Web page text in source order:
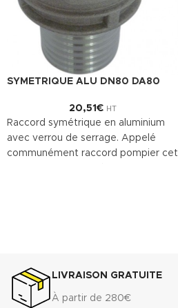
SYMETRIQUE ALU DN80 DA80
20,51 € HT
Raccord symétrique en aluminium
avec verrou de serrage. Appelé
communément raccord pompier cet
LIVRAISON GRATUITE
À partir de 280€